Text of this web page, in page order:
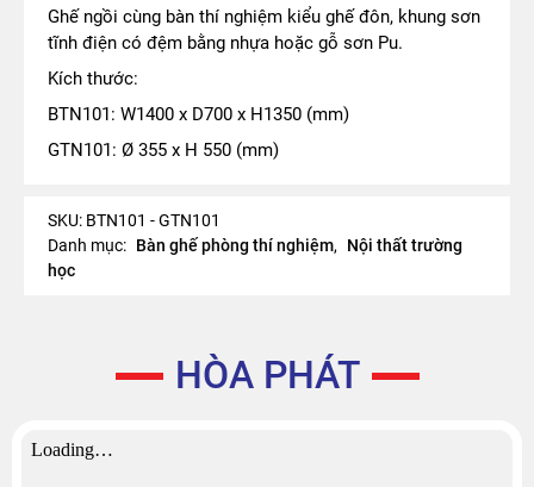
Ghế ngồi cùng bàn thí nghiệm kiểu ghế đôn, khung sơn
tĩnh điện có đệm bằng nhựa hoặc gỗ sơn Pu.
Kích thước:
BTN101: W1400 x D700 x H1350 (mm)
GTN101: Ø 355 x H 550 (mm)
SKU: BTN101 - GTN101
Danh mục: Bàn ghế phòng thí nghiệm,
Nội thất trường
học
HÒA PHÁT